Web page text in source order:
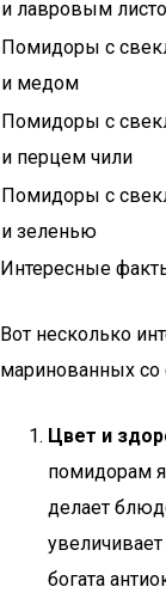
и лавровым
Помидоры с
и медом
Помидоры с
и перцем чили
Помидоры с
и зеленью
Интересные
Вот несколько
маринованных со
Цвет и
помидорам
делает
богата